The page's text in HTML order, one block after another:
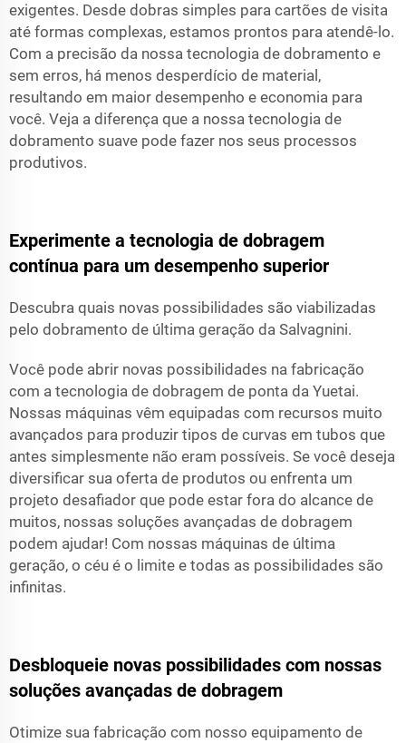
exigentes. Desde dobras simples para cartões de visita
até formas complexas, estamos prontos para atendê-lo.
Com a precisão da nossa tecnologia de dobramento e
sem erros, há menos desperdício de material,
resultando em maior desempenho e economia para
você. Veja a diferença que a nossa tecnologia de
dobramento suave pode fazer nos seus processos
produtivos.
Experimente a tecnologia de dobragem
contínua para um desempenho superior
Descubra quais novas possibilidades são viabilizadas
pelo dobramento de última geração da Salvagnini.
Você pode abrir novas possibilidades na fabricação
com a tecnologia de dobragem de ponta da Yuetai.
Nossas máquinas vêm equipadas com recursos muito
avançados para produzir tipos de curvas em tubos que
antes simplesmente não eram possíveis. Se você deseja
diversificar sua oferta de produtos ou enfrenta um
projeto desafiador que pode estar fora do alcance de
muitos, nossas soluções avançadas de dobragem
podem ajudar! Com nossas máquinas de última
geração, o céu é o limite e todas as possibilidades são
infinitas.
Desbloqueie novas possibilidades com nossas
soluções avançadas de dobragem
Otimize sua fabricação com nosso equipamento de